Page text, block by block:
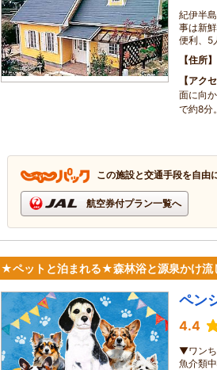
紀伊半
事は新
便利、5
住所
アク
面に向
で約8分。
この施設と交通手段を自由
航空券付プラン一覧へ
★ペットと泊まれる★森林浴と源泉かけ流
ペン
4.4
▼ワンち
魚介類